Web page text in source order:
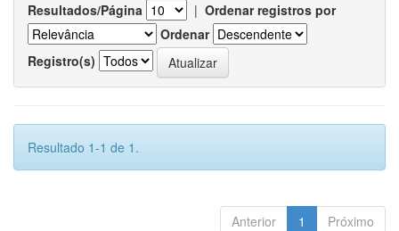
Resultados/Página | Ordenar registros por
Ordenar
Registro(s)
Resultado 1-1 de 1.
Anterior 1 Próximo